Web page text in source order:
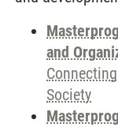
and
Society